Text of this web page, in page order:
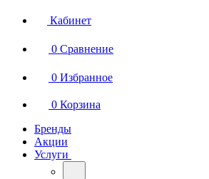
Кабинет
0 Сравнение
0 Избранное
0 Корзина
Бренды
Акции
Услуги